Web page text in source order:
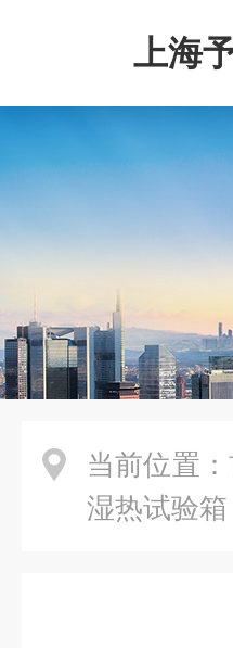
上海
当前位置：
湿热试验箱